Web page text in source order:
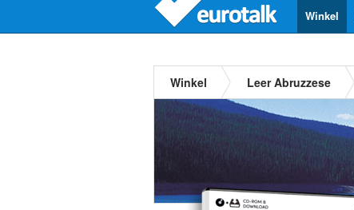
Winkel
Winkel Leer Abruzzese